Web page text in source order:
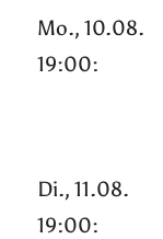
Mo., 10.08.
19:00:
Di., 11.08.
19:00: